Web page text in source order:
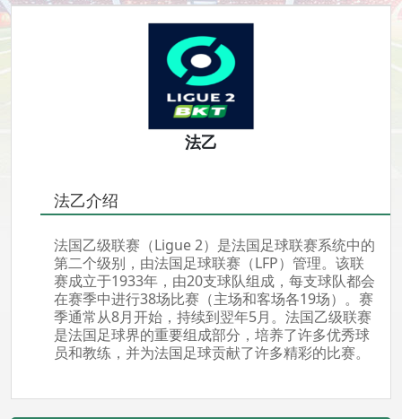
法乙
法乙介绍
法国乙级联赛（Ligue 2）是法国足球联赛系统中的
第二个级别，由法国足球联赛（LFP）管理。该联
赛成立于1933年，由20支球队组成，每支球队都会
在赛季中进行38场比赛（主场和客场各19场）。赛
季通常从8月开始，持续到翌年5月。法国乙级联赛
是法国足球界的重要组成部分，培养了许多优秀球
员和教练，并为法国足球贡献了许多精彩的比赛。